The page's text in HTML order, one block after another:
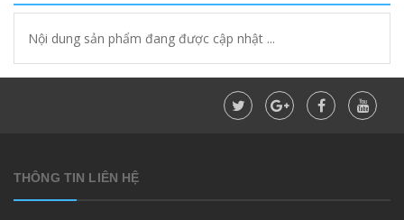
Nội dung sản phẩm đang được cập nhật ...
THÔNG TIN LIÊN HỆ